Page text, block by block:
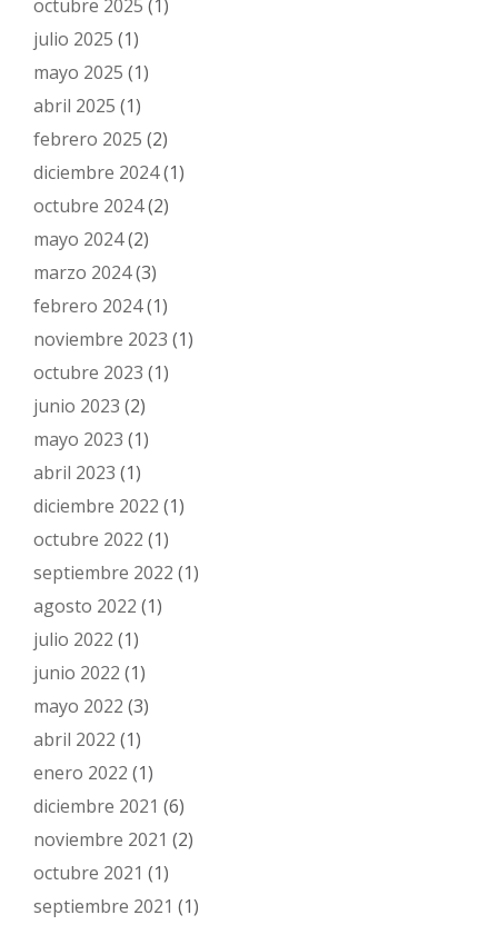
octubre 2025 (1)
julio 2025 (1)
mayo 2025 (1)
abril 2025 (1)
febrero 2025 (2)
diciembre 2024(1)
octubre 2024(2)
mayo 2024(2)
marzo 2024(3)
febrero 2024(1)
noviembre 2023 (1)
octubre 2023 (1)
junio 2023 (2)
mayo 2023 (1)
abril 2023 (1)
diciembre 2022 (1)
octubre 2022 (1)
septiembre 2022 (1)
agosto 2022 (1)
julio 2022 (1)
junio 2022 (1)
mayo 2022 (3)
abril 2022 (1)
enero 2022 (1)
diciembre 2021 (6)
noviembre 2021 (2)
octubre 2021 (1)
septiembre 2021 (1)